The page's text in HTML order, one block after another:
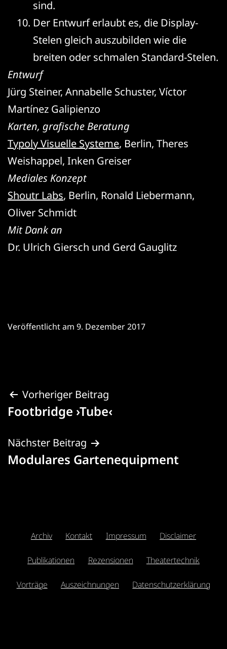
sind.
Der Entwurf erlaubt es, die Display-
Stelen gleich auszubilden wie die
breiten oder schmalen Standard-Stelen.
Entwurf
Jürg Steiner, Annabelle Schuster, Víctor
Martínez Galipienzo
Karten, grafische Beratung
Typoly Visuelle Systeme, Berlin, Theres
Weishappel, Inken Greiser
Mediales Konzept
Shoutr Labs, Berlin, Ronald Liebermann,
Oliver Schmidt
Mit Dank an
Dr. Ulrich Giersch und Gerd Gauglitz
Veröffentlicht am 9. Dezember 2017
Beitragsnavigation
Vorheriger Beitrag
Footbridge ›Tube‹
Nächster Beitrag
Modulares Gartenequipment
Archiv Kontakt Impressum Disclaimer
Publikationen Rezensionen Theatertechnik
Vorträge Auszeichnungen Datenschutzerklärung